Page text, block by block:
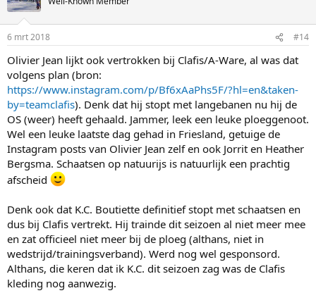
i
s
6 mrt 2018 #14
Olivier Jean lijkt ook vertrokken bij Clafis/A-Ware, al was dat
volgens plan (bron:
https://www.instagram.com/p/Bf6xAaPhs5F/?hl=en&taken-
by=teamclafis). Denk dat hij stopt met langebanen nu hij de
OS (weer) heeft gehaald. Jammer, leek een leuke ploeggenoot.
Wel een leuke laatste dag gehad in Friesland, getuige de
Instagram posts van Olivier Jean zelf en ook Jorrit en Heather
Bergsma. Schaatsen op natuurijs is natuurlijk een prachtig
afscheid
Denk ook dat K.C. Boutiette definitief stopt met schaatsen en
dus bij Clafis vertrekt. Hij trainde dit seizoen al niet meer mee
en zat officieel niet meer bij de ploeg (althans, niet in
wedstrijd/trainingsverband). Werd nog wel gesponsord.
Althans, die keren dat ik K.C. dit seizoen zag was de Clafis
kleding nog aanwezig.